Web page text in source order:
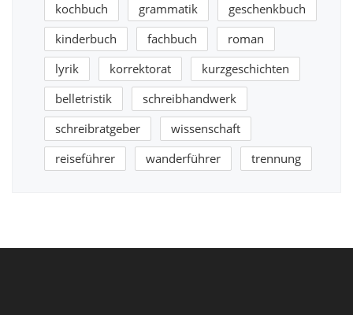
kochbuch
grammatik
geschenkbuch
kinderbuch
fachbuch
roman
lyrik
korrektorat
kurzgeschichten
belletristik
schreibhandwerk
schreibratgeber
wissenschaft
reiseführer
wanderführer trennung